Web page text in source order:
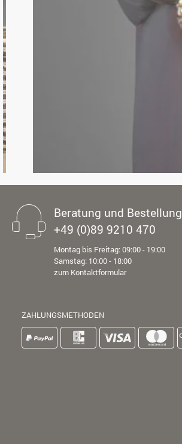
Beratung und Bestellung
+49 (0)89 9210 470
Montag bis Freitag: 09:00 - 19:00
Samstag: 10:00 - 18:00
zum Kontaktformular
ZAHLUNGSMETHODEN